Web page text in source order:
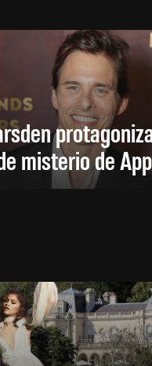
misterio de